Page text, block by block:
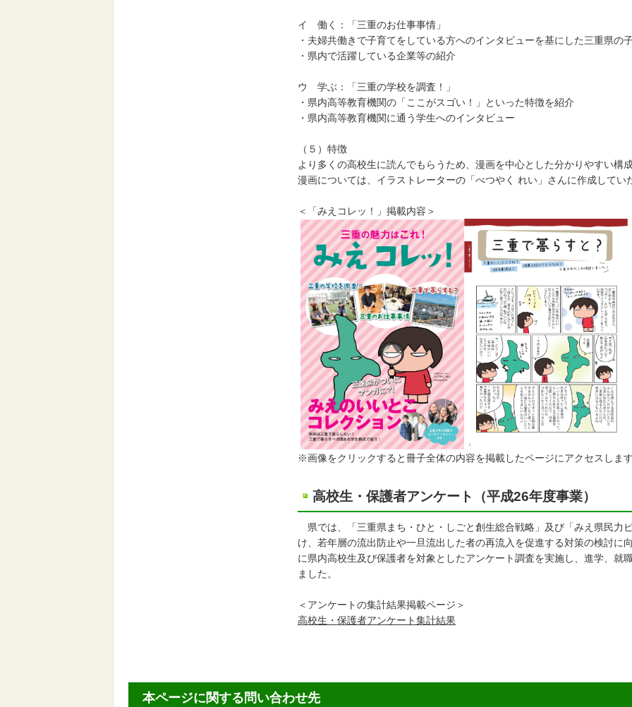
イ 働く：「三重のお仕事事情」
・夫婦共働きで子育てをしている方へのインタビューを基にした三重県の
・県内で活躍している企業等の紹介
ウ 学ぶ：「三重の学校を調査！」
・県内高等教育機関の「ここがスゴい！」といった特徴を紹介
・県内高等教育機関に通う学生へのインタビュー
（５）特徴
より多くの高校生に読んでもらうため、漫画を中心とした分かりやすい構
漫画については、イラストレーターの「べつやく れい」さんに作成してい
＜「みえコレッ！」掲載内容＞
※画像をクリックすると冊子全体の内容を掲載したページにアクセスします
高校生・保護者アンケート（平成26年度事業）
県では、「三重県まち・ひと・しごと創生総合戦略」及び「みえ県民力
け、若年層の流出防止や一旦流出した者の再流入を促進する対策の検討に
に県内高校生及び保護者を対象としたアンケート調査を実施し、進学、就
ました。
＜アンケートの集計結果掲載ページ＞
高校生・保護者アンケート集計結果
本ページに関する問い合わせ先